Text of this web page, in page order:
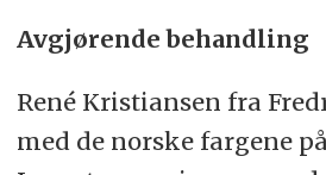
Avgjørende behandling
René Kristiansen fra
med de norske fargene